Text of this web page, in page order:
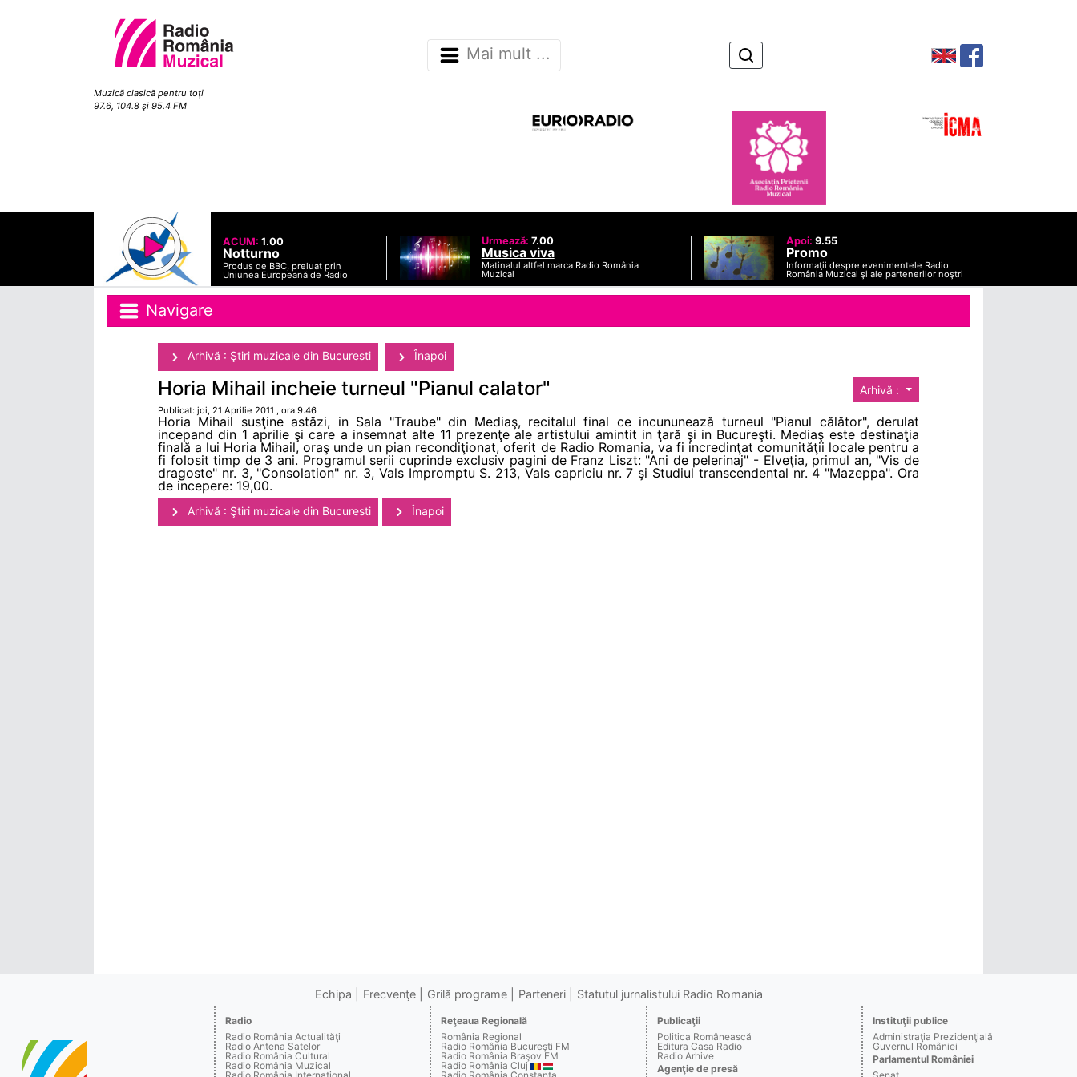
Muzică clasică pentru toţi
97.6, 104.8 şi 95.4 FM
Mai mult ...
ACUM: 1.00
Notturno
Produs de BBC, preluat prin
Uniunea Europeană de Radio
Urmează: 7.00
Musica viva
Matinalul altfel marca Radio România
Muzical
Apoi: 9.55
Promo
Informaţii despre evenimentele Radio
România Muzical şi ale partenerilor noştri
Navigare
Arhivă : Ştiri muzicale din Bucuresti Înapoi
Arhivă :
Horia Mihail incheie turneul "Pianul calator"
Publicat: joi, 21 Aprilie 2011 , ora 9.46
Horia Mihail susţine astăzi, in Sala "Traube" din Mediaş, recitalul final ce incununează turneul "Pianul călător", derulat
incepand din 1 aprilie şi care a insemnat alte 11 prezenţe ale artistului amintit in ţară şi in Bucureşti. Mediaş este destinaţia
finală a lui Horia Mihail, oraş unde un pian recondiţionat, oferit de Radio Romania, va fi incredinţat comunităţii locale pentru a
fi folosit timp de 3 ani. Programul serii cuprinde exclusiv pagini de Franz Liszt: "Ani de pelerinaj" - Elveţia, primul an, "Vis de
dragoste" nr. 3, "Consolation" nr. 3, Vals Impromptu S. 213, Vals capriciu nr. 7 şi Studiul transcendental nr. 4 "Mazeppa". Ora
de incepere: 19,00.
Arhivă : Ştiri muzicale din Bucuresti Înapoi
Echipa Frecvenţe Grilă programe Parteneri Statutul jurnalistului Radio Romania
Radio
Radio România Actualităţi
Radio Antena Satelor
Radio România Cultural
Radio România Muzical
Reţeaua Regională
România Regional
Radio România Bucureşti FM
Radio România Braşov FM
Radio România Cluj
Publicaţii
Politica Românească
Editura Casa Radio
Radio Arhive
Agenţie de presă
Instituţii publice
Administraţia Prezidenţială
Guvernul României
Parlamentul României